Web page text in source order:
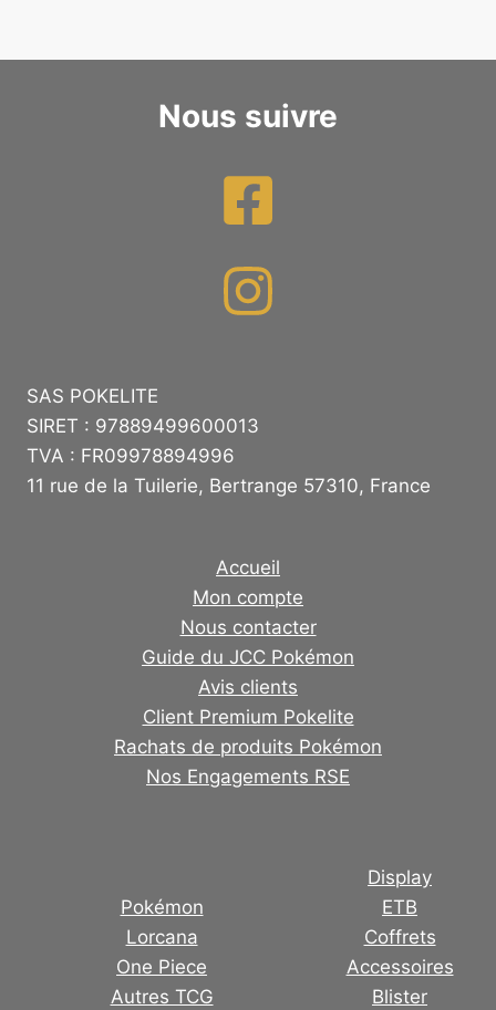
Nous suivre
SAS POKELITE
SIRET : 97889499600013
TVA : FR09978894996
11 rue de la Tuilerie, Bertrange 57310, France
Accueil
Mon compte
Nous contacter
Guide du JCC Pokémon
Avis clients
Client Premium Pokelite
Rachats de produits Pokémon
Nos Engagements RSE
Pokémon
Lorcana
One Piece
Autres TCG
Display
ETB
Coffrets
Accessoires
Blister